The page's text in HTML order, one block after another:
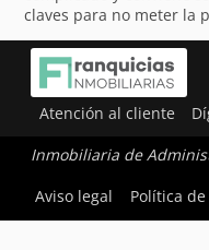
claves para no meter la
Atención al cliente
Inmobiliaria de
Aviso legal
Política